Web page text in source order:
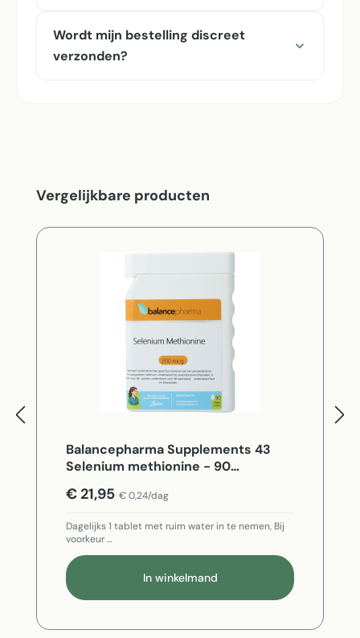
Wordt mijn bestelling discreet
verzonden?
Productgalerij overslaan
Vergelijkbare producten
Balancepharma Supplements 43
Selenium methionine - 90
€ 21,95 € 0,24/dag
Dagelijks 1 tablet met ruim water in te nemen, Bij
voorkeur …
In winkelmand